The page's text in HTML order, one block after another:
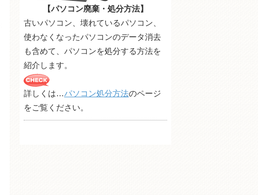
【パソコン廃棄・処分方法】
古いパソコン、壊れているパソコン、
使わなくなったパソコンのデータ消去
も含めて、パソコンを処分する方法を
紹介します。
詳しくは…パソコン処分方法のページ
をご覧ください。